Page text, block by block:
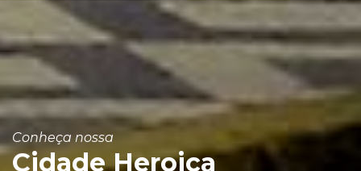
Conheça nossa
Cidade Heroica